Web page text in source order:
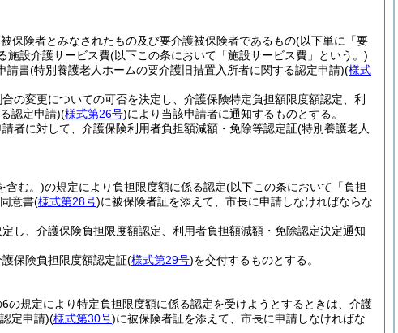
保険者とみなされたもの及び要介護被保険者であるもの(以下単に「要
施設介護サービス費(以下この条において「施設サービス費」という。)
請書(特別養護老人ホームの要介護旧措置入所者に関する認定申請)(様式
の変更についての可否を決定し、介護保険特定負担額限度額認定、利
認定申請)(様式第26号)により当該申請者に通知するものとする。
者に対して、介護保険利用者負担額減額・免除等認定証(特別養護老人
含む。)の規定により負担限度額に係る認定(以下この条において「負担
意書(様式第28号)に被保険者証を添えて、市長に申請しなければならな
し、介護保険負担限度額認定、利用者負担額減額・免除認定決定通知
保険負担限度額認定証(様式第29号)を交付するものとする。
規定により特定負担限度額に係る認定を受けようとするときは、介護
定申請)(様式第30号)に被保険者証を添えて、市長に申請しなければな